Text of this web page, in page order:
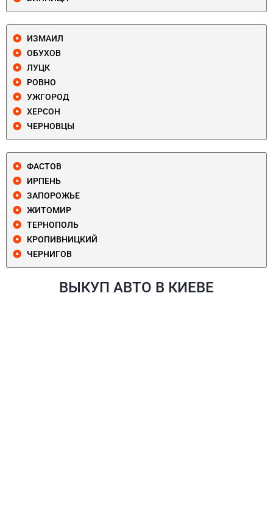
ИЗМАИЛ
ОБУХОВ
ЛУЦК
РОВНО
УЖГОРОД
ХЕРСОН
ЧЕРНОВЦЫ
ФАСТОВ
ИРПЕНЬ
ЗАПОРОЖЬЕ
ЖИТОМИР
ТЕРНОПОЛЬ
КРОПИВНИЦКИЙ
ЧЕРНИГОВ
ВЫКУП АВТО В КИЕВЕ